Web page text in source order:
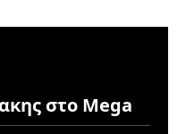
στο Mega